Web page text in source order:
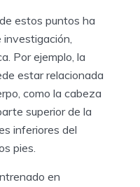
estos puntos ha
investigación,
Por ejemplo, la
estar relacionada
como la cabeza
superior de la
inferiores del
pies.
en